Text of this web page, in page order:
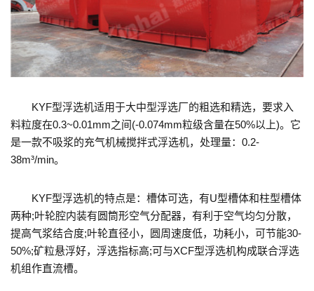
KYF型浮选机适用于大中型浮选厂的粗选和精选，要求入
料粒度在0.3~0.01mm之间(-0.074mm粒级含量在50%以上)。它
是一款不吸浆的充气机械搅拌式浮选机，处理量：0.2-
38m³/min。
KYF型浮选机的特点是：槽体可选，有U型槽体和柱型槽体
两种;叶轮腔内装有圆筒形空气分配器，有利于空气均匀分散，
提高气浆结合度;叶轮直径小，圆周速度低，功耗小，可节能30-
50%;矿粒悬浮好，浮选指标高;可与XCF型浮选机构成联合浮选
机组作直流槽。